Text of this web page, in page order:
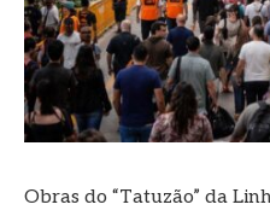
Obras do “Tatuzão” da